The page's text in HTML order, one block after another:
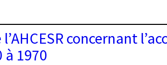
concernant
à 1970